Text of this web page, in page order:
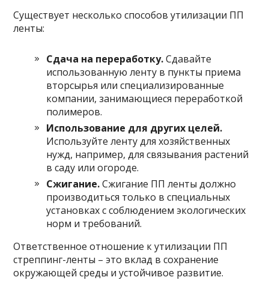
Существует несколько способов утилизации ПП
ленты:
Сдача на переработку.Сдавайте
использованную ленту в пункты приема
вторсырья или специализированные
компании, занимающиеся переработкой
полимеров.
Использование для других целей.
Используйте ленту для хозяйственных
нужд, например, для связывания растений
в саду или огороде.
Сжигание.Сжигание ПП ленты должно
производиться только в специальных
установках с соблюдением экологических
норм и требований.
Ответственное отношение к утилизации ПП
стреппинг-ленты – это вклад в сохранение
окружающей среды и устойчивое развитие.